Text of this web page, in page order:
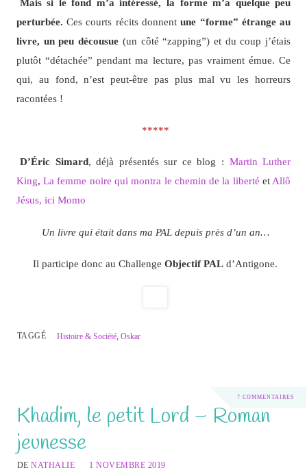
perturbée. Ces courts récits donnent une “forme” étrange au
livre, un peu décousue (un côté “zapping”) et du coup j’étais
plutôt “détachée” pendant ma lecture, pas vraiment émue. Ce
qui, au fond, n’est peut-être pas plus mal vu les horreurs
racontées !
*****
D’Éric Simard, déjà présentés sur ce blog : Martin Luther
King,La femme noire qui montra le chemin de la liberté etAllô
Jésus, ici Momo
Un livre qui était dans ma PAL depuis près d’un an…
Il participe donc au Challenge Objectif PAL d’Antigone.
TAGGÉ Histoire & Société,Oskar
7 COMMENTAIRES
Khadim, le petit Lord – Roman
jeunesse
DENATHALIE
1 NOVEMBRE 2019